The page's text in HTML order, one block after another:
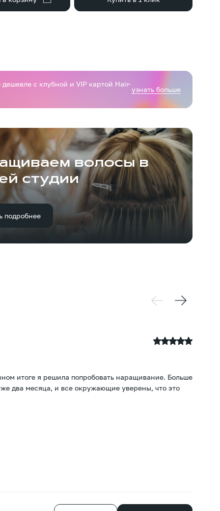
дешевле с клубной и VIP картой Hair-
узнать больше
волосы в
студии
подробнее
итоге я решила попробовать наращивание. Больше
два месяца, и все окружающие уверены, что это